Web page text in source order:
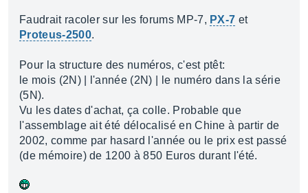
Faudrait racoler sur les forums MP-7, PX-7 et
Proteus-2500.
Pour la structure des numéros, c'est ptêt:
le mois (2N) | l'année (2N) | le numéro dans la série
(5N).
Vu les dates d'achat, ça colle. Probable que
l'assemblage ait été délocalisé en Chine à partir de
2002, comme par hasard l'année ou le prix est passé
(de mémoire) de 1200 à 850 Euros durant l'été.